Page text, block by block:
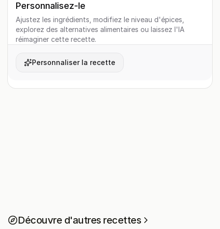
Personnalisez-le
Ajustez les ingrédients, modifiez le niveau d'épices,
explorez des alternatives alimentaires ou laissez l'IA
réimaginer cette recette.
Personnaliser la recette
Découvre d'autres recettes